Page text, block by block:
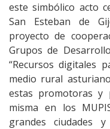
este simbólico acto
San Esteban de
proyecto de
Grupos de
“Recursos digitales
medio rural
estas promotoras y
misma en los
grandes ciudades